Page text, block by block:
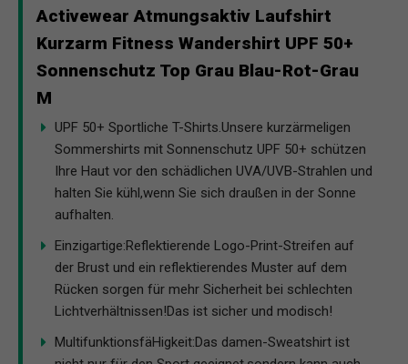
Activewear Atmungsaktiv Laufshirt
Kurzarm Fitness Wandershirt UPF 50+
Sonnenschutz Top Grau Blau-Rot-Grau
M
UPF 50+ Sportliche T-Shirts.Unsere kurzärmeligen
Sommershirts mit Sonnenschutz UPF 50+ schützen
Ihre Haut vor den schädlichen UVA/UVB-Strahlen und
halten Sie kühl,wenn Sie sich draußen in der Sonne
aufhalten.
Einzigartige:Reflektierende Logo-Print-Streifen auf
der Brust und ein reflektierendes Muster auf dem
Rücken sorgen für mehr Sicherheit bei schlechten
Lichtverhältnissen!Das ist sicher und modisch!
MultifunktionsfäHigkeit:Das damen-Sweatshirt ist